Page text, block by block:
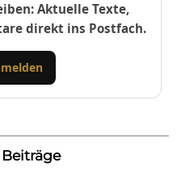
Aktuelle Texte,
direkt ins Postfach.